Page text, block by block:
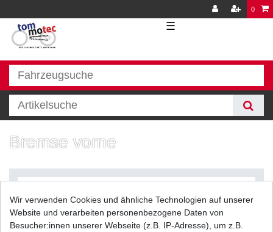
0
☰
Bremse vorne
Wir verwenden Cookies und ähnliche Technologien auf unserer
Website und verarbeiten personenbezogene Daten von
Besucher:innen unserer Webseite (z.B. IP-Adresse), um z.B.